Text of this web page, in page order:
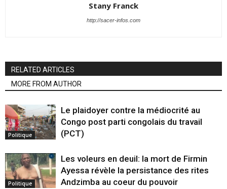
Stany Franck
http://sacer-infos.com
RELATED ARTICLES
MORE FROM AUTHOR
Politique
Le plaidoyer contre la médiocrité au
Congo post parti congolais du travail
(PCT)
Politique
Les voleurs en deuil: la mort de Firmin
Ayessa révèle la persistance des rites
Andzimba au coeur du pouvoir